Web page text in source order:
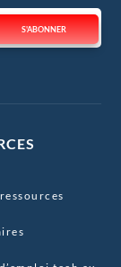
S'ABONNER